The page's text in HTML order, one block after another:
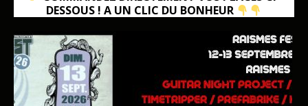
DESSOUS ! A UN CLIC DU BONHEUR